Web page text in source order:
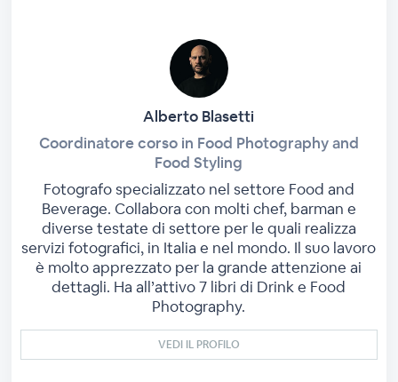
Alberto Blasetti
Coordinatore corso in Food Photography and
Food Styling
Fotografo specializzato nel settore Food and
Beverage. Collabora con molti chef, barman e
diverse testate di settore per le quali realizza
servizi fotografici, in Italia e nel mondo. Il suo lavoro
è molto apprezzato per la grande attenzione ai
dettagli. Ha all’attivo 7 libri di Drink e Food
Photography.
VEDI IL PROFILO